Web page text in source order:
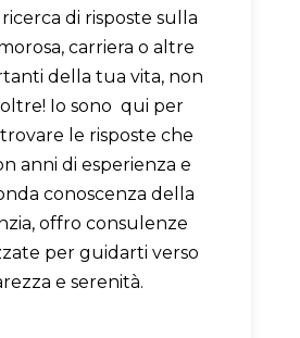
ricerca di risposte sulla
carriera o altre
della tua vita, non
Io sono qui per
le risposte che
anni di esperienza e
conoscenza della
offro consulenze
per guidarti verso
e serenità.